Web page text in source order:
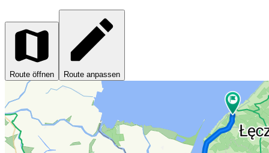
Route öffnen Route anpassen